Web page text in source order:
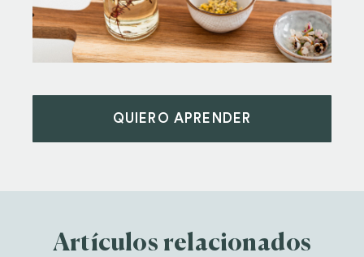
QUIERO APRENDER
Artículos relacionados